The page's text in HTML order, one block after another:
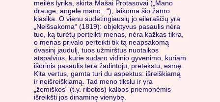
meilės lyrika, skirta Mašai Protasovai („Mano
drauge, angele mano...“), laikoma šio žanro
klasika. O vienu sudėtingiausių jo eilėraščių yra
„Neišsakoma“ (1819): objektyvus pasaulis nėra
tuo, ką turėtų perteikti menas, nėra kažkas tikra,
o menas privalo perteikti tik tą neapsakomą
dvasinį jaudulį, tuos užmirštus nuotaikos
atspalvius, kurie sudaro vidinio gyvenimo, kuriam
išorinis pasaulis tėra žadintoju, pretekstu, esmę.
Kita vertus, gamta turi du aspektus: išreiškiamą
ir neišreiškiamą. Tad meno tikslu ir yra
„žemiškos“ (t.y. ribotos) kalbos priemonėmis
išreikšti jos dinaminę vienybę.